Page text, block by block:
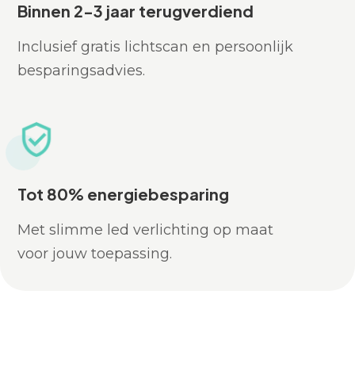
Binnen 2-3 jaar terugverdiend
Inclusief gratis lichtscan en persoonlijk
besparingsadvies.
Tot 80% energiebesparing
Met slimme led verlichting op maat
voor jouw toepassing.